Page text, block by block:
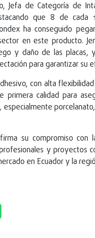
Jefa de Categoría de
que 8 de cada
ha conseguido
en este producto.
y daño de las placas,
para garantizar su
con alta
primera calidad para
su compromiso con
y proyectos
en Ecuador y la